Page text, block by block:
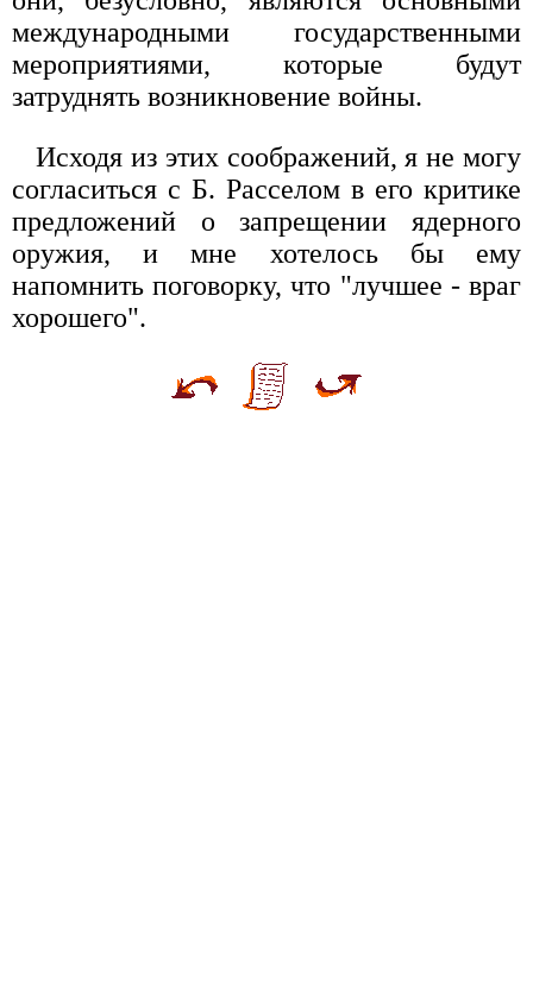
международными государственными
мероприятиями, которые будут
затруднять возникновение войны.
Исходя из этих соображений, я не могу
согласиться с Б. Расселом в его критике
предложений о запрещении ядерного
оружия, и мне хотелось бы ему
напомнить поговорку, что "лучшее - враг
хорошего".